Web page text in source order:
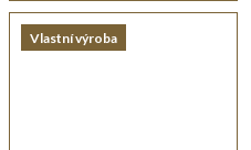
Vlastní výroba